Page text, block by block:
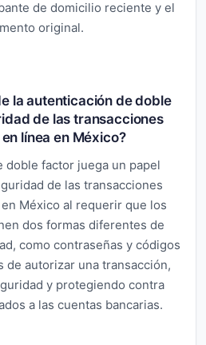
de domicilio reciente y el
original.
la autenticación de doble
de las transacciones
línea en México?
doble factor juega un papel
de las transacciones
México al requerir que los
dos formas diferentes de
como contraseñas y códigos
de autorizar una transacción,
y protegiendo contra
a las cuentas bancarias.